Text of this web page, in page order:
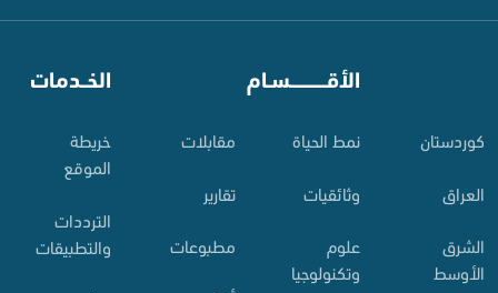
کوردستان
العراق
الشرق
الأوسط
الأقـــــــــــسـام
نمط الحياة
وثائقيات
علوم
وتكنولوجيا
مقابلات
تقارير
مطبوعات
الخــدمات
خريطة
الموقع
الترددات
والتطبيقات